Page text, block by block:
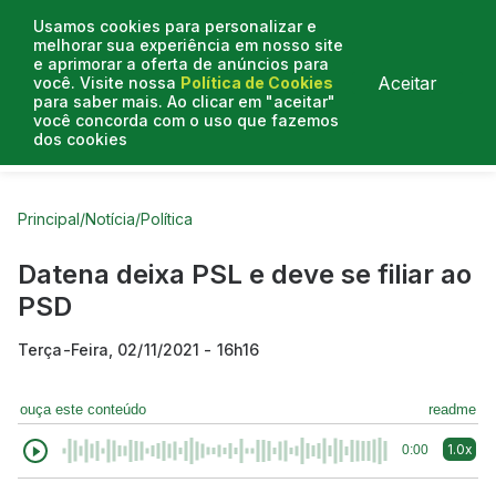
Usamos cookies para personalizar e
melhorar sua experiência em nosso site
e aprimorar a oferta de anúncios para
você. Visite nossa Política de Cookies
para saber mais. Ao clicar em "aceitar"
você concorda com o uso que fazemos
dos cookies
Aceitar
Curtas do Poder
Principal/Notícia/Política
Datena deixa PSL e deve se filiar ao
PSD
Terça-Feira, 02/11/2021 - 16h16
ouça este conteúdo readme
0:00 1.0x